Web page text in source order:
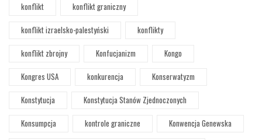
konflikt
konflikt graniczny
konflikt izraelsko-palestyński
konflikty
konflikt zbrojny
Konfucjanizm
Kongo
Kongres USA
konkurencja
Konserwatyzm
Konstytucja
Konstytucja Stanów Zjednoczonych
Konsumpcja
kontrole graniczne
Konwencja Genewska